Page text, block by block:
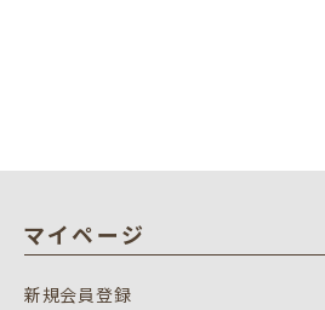
マイページ
新規会員登録